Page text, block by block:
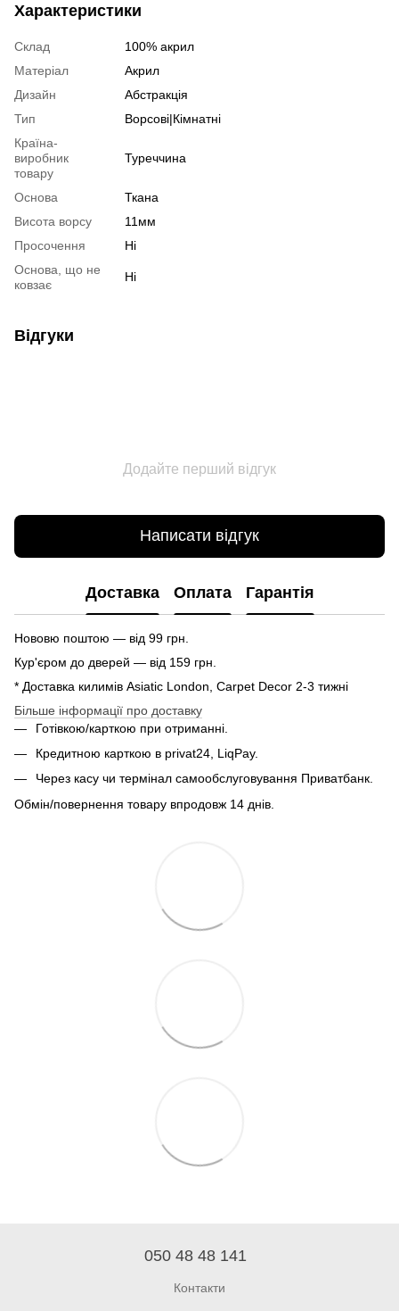
Характеристики
Склад
100% акрил
Матеріал
Акрил
Дизайн
Абстракція
Тип
Ворсові|Кімнатні
Країна-
виробник
товару
Туреччина
Основа
Ткана
Висота ворсу
11мм
Просочення
Ні
Основа, що не
ковзає
Ні
Відгуки
Додайте перший відгук
Написати відгук
Доставка Оплата Гарантія
Нововю поштою — від 99 грн.
Кур'єром до дверей — від 159 грн.
* Доставка килимів Asiatic London, Carpet Decor 2-3 тижні
Більше інформації про доставку
Готівкою/карткою при отриманні.
Кредитною карткою в privat24, LiqPay.
Через касу чи термінал самообслуговування Приватбанк.
Обмін/повернення товару впродовж 14 днів.
050 48 48 141
Контакти